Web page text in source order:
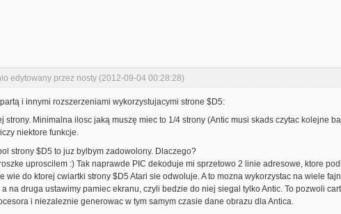
edytowany przez nosty (2012-09-04 00:28:28)
i innymi rozszerzeniami wykorzystujacymi strone $D5:
strony. Minimalna ilosc jaką muszę miec to 1/4 strony (Antic musi skads czytac kolejne
niektore funkcje.
strony $D5 to juz bylbym zadowolony. Dlaczego?
uproscilem :) Tak naprawde PIC dekoduje mi sprzetowo 2 linie adresowe, ktore
wie do ktorej cwiartki strony $D5 Atari sie odwoluje. A to mozna wykorzystac na wiele
na druga ustawimy pamiec ekranu, czyli bedzie do niej siegal tylko Antic. To pozwoli
i niezaleznie generowac w tym samym czasie dane obrazu dla Antica.